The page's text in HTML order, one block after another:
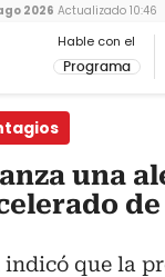
Hable con el
Programa
2026 Actualizado 10:46
una
de
indicó que la